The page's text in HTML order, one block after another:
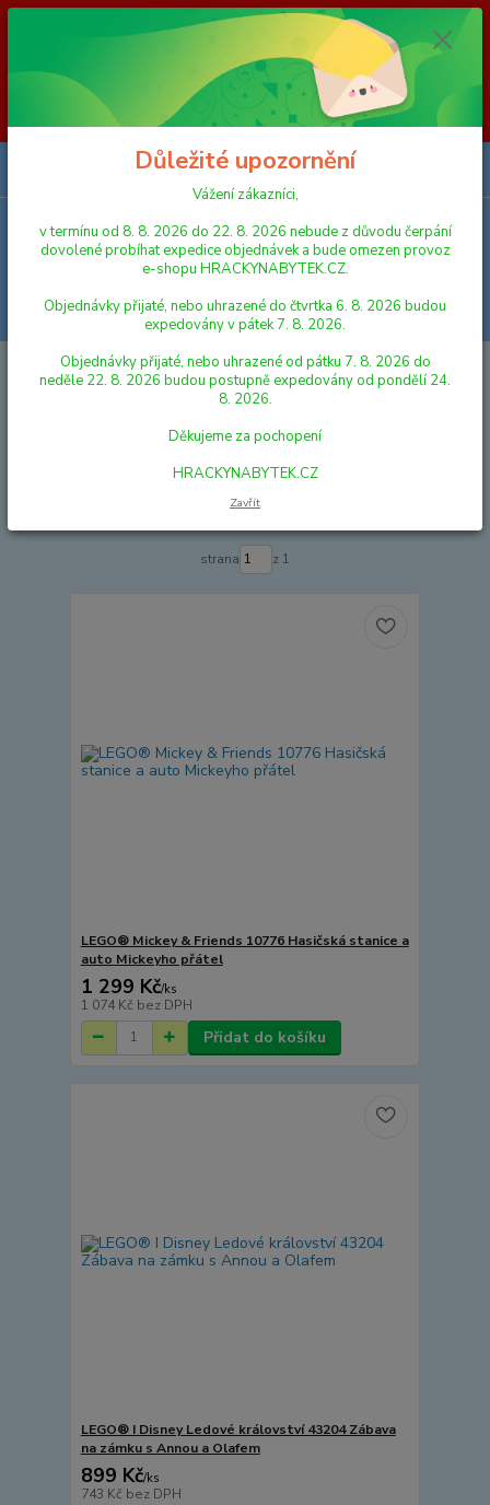
Vážení zákazníci, v termínu od 8. 8. 2026 do 23. 8. 2026 nebude z
důvodu čerpání dovolené probíhat expedice objednávek a bude omezen
provoz e-shopu HRACKYNABYTEK.CZ. Objednávky přijaté, nebo
uhrazené do čtvrtka 6. 8. 2026 budou expedovány v pátek 7. 8. 2026.
Objednávky přijaté, nebo uhrazené od pátku 7. 8. 2026 do neděle 23. 8.
2026 budou postupně expedovány od pondělí 24. 8. 2026. Děkujeme za
pochopení HRACKYNABYTEK.CZ
Menu
Hledat
LEGO LEGO® Disney
Nejlevnější Nejdražší
strana z 1
LEGO® Mickey & Friends 10776 Hasičská stanice a
auto Mickeyho přátel
1 299 Kč/ks
1 074 Kč bez DPH
Přidat do košíku
LEGO® I Disney Ledové království 43204 Zábava
na zámku s Annou a Olafem
899 Kč/ks
743 Kč bez DPH
Důležité upozornění
Vážení zákazníci,
v termínu od 8. 8. 2026 do 22. 8. 2026 nebude z důvodu čerpání
dovolené probíhat expedice objednávek a bude omezen provoz
e-shopu HRACKYNABYTEK.CZ.
Objednávky přijaté, nebo uhrazené do čtvrtka 6. 8. 2026 budou
expedovány v pátek 7. 8. 2026.
Objednávky přijaté, nebo uhrazené od pátku 7. 8. 2026 do
neděle 22. 8. 2026 budou postupně expedovány od pondělí 24.
8. 2026.
Děkujeme za pochopení
HRACKYNABYTEK.CZ
Zavřít